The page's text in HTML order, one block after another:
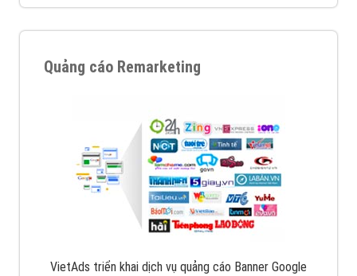
Quảng cáo Remarketing
VietAds triển khai dịch vụ quảng cáo Banner Google